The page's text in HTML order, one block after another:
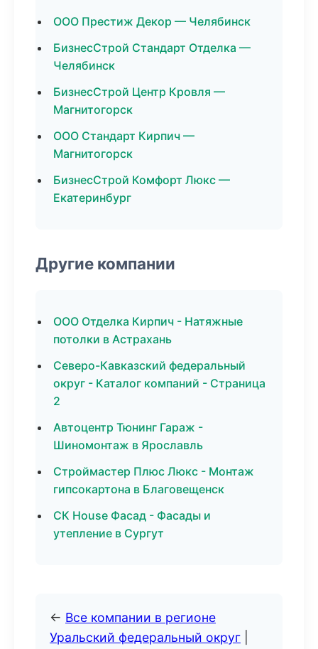
ООО Престиж Декор — Челябинск
БизнесСтрой Стандарт Отделка —
Челябинск
БизнесСтрой Центр Кровля —
Магнитогорск
ООО Стандарт Кирпич —
Магнитогорск
БизнесСтрой Комфорт Люкс —
Екатеринбург
Другие компании
ООО Отделка Кирпич - Натяжные
потолки в Астрахань
Северо-Кавказский федеральный
округ - Каталог компаний - Страница
2
Автоцентр Тюнинг Гараж -
Шиномонтаж в Ярославль
Строймастер Плюс Люкс - Монтаж
гипсокартона в Благовещенск
СК House Фасад - Фасады и
утепление в Сургут
← Все компании в регионе
Уральский федеральный округ